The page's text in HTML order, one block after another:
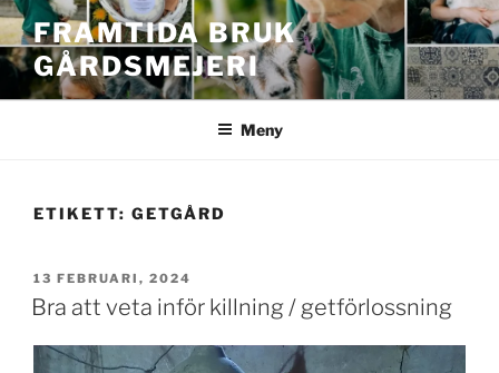
Hoppa
till
innehåll
FRAMTIDA BRUK
GÅRDSMEJERI
Meny
ETIKETT: GETGÅRD
PUBLICERAT
13 FEBRUARI, 2024
Bra att veta inför killning / getförlossning